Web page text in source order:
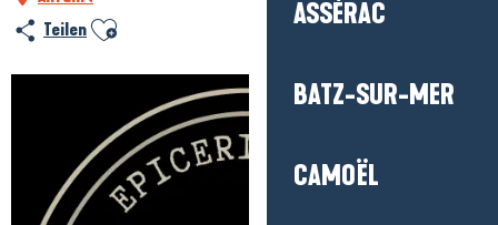
ASSÉRAC
BATZ-SUR-MER
CAMOËL
Teilen Ajouter aux favoris